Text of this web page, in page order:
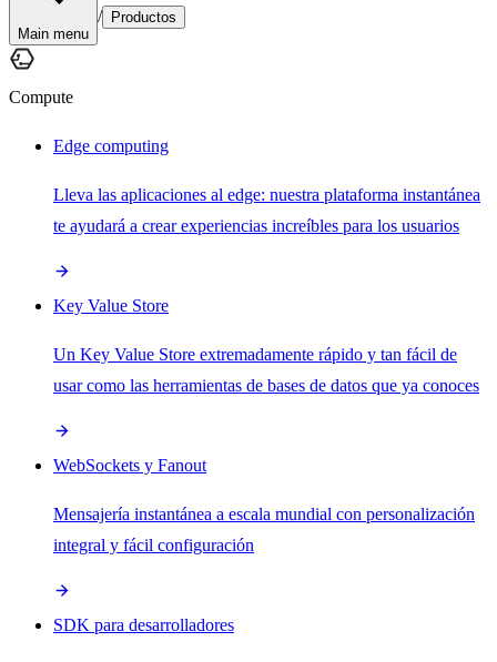
Main menu
/ Productos
Compute
Edge computing
Lleva las aplicaciones al edge: nuestra plataforma instantánea
te ayudará a crear experiencias increíbles para los usuarios
Key Value Store
Un Key Value Store extremadamente rápido y tan fácil de
usar como las herramientas de bases de datos que ya conoces
WebSockets y Fanout
Mensajería instantánea a escala mundial con personalización
integral y fácil configuración
SDK para desarrolladores